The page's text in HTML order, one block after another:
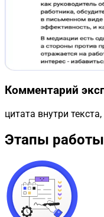
Комментарий
цитата внутри
Этапы работы